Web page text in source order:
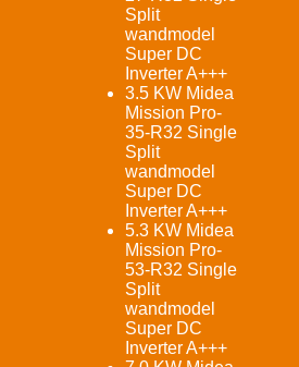
Split
wandmodel
Super DC
Inverter A+++
3.5 KW Midea
Mission Pro-
35-R32 Single
Split
wandmodel
Super DC
Inverter A+++
5.3 KW Midea
Mission Pro-
53-R32 Single
Split
wandmodel
Super DC
Inverter A+++